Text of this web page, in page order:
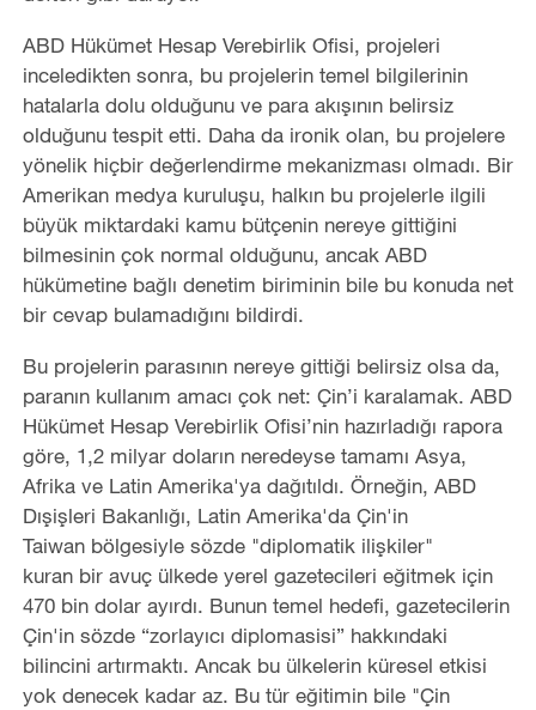
ABD Hükümet Hesap Verebirlik Ofisi, projeleri
inceledikten sonra, bu projelerin temel bilgilerinin
hatalarla dolu olduğunu ve para akışının belirsiz
olduğunu tespit etti. Daha da ironik olan, bu projelere
yönelik hiçbir değerlendirme mekanizması olmadı. Bir
Amerikan medya kuruluşu, halkın bu projelerle ilgili
büyük miktardaki kamu bütçenin nereye gittiğini
bilmesinin çok normal olduğunu, ancak ABD
hükümetine bağlı denetim biriminin bile bu konuda net
bir cevap bulamadığını bildirdi.
Bu projelerin parasının nereye gittiği belirsiz olsa da,
paranın kullanım amacı çok net: Çin’i karalamak. ABD
Hükümet Hesap Verebirlik Ofisi’nin hazırladığı rapora
göre, 1,2 milyar doların neredeyse tamamı Asya,
Afrika ve Latin Amerika'ya dağıtıldı. Örneğin, ABD
Dışişleri Bakanlığı, Latin Amerika'da Çin'in
Taiwan bölgesiyle sözde "diplomatik ilişkiler"
kuran bir avuç ülkede yerel gazetecileri eğitmek için
470 bin dolar ayırdı. Bunun temel hedefi, gazetecilerin
Çin'in sözde “zorlayıcı diplomasisi” hakkındaki
bilincini artırmaktı. Ancak bu ülkelerin küresel etkisi
yok denecek kadar az. Bu tür eğitimin bile "Çin